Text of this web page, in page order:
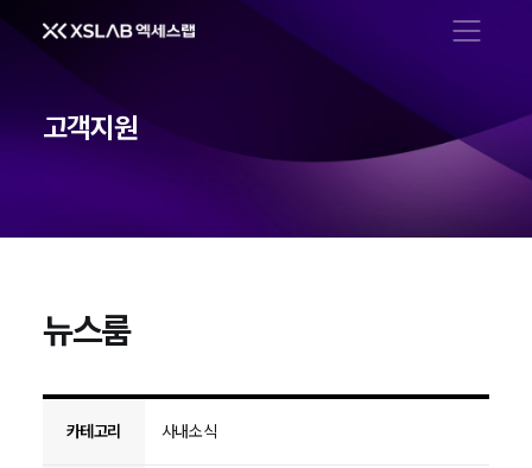
메뉴 열기
고객지원
뉴스룸
카테고리 사내소식